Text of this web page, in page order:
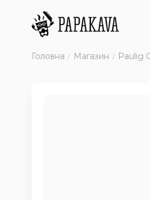
Головна Магазин Paulig